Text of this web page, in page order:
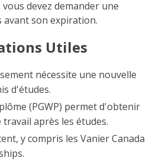
devez demander une
son expiration.
Utiles
nécessite une nouvelle
d'études.
(PGWP) permet d'obtenir
après les études.
y compris les Vanier Canada